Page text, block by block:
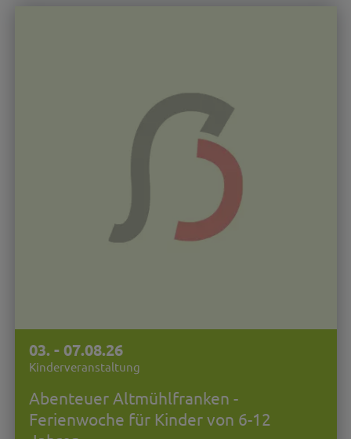
03. - 07.08.26
Kinderveranstaltung
Abenteuer Altmühlfranken -
Ferienwoche für Kinder von 6-12